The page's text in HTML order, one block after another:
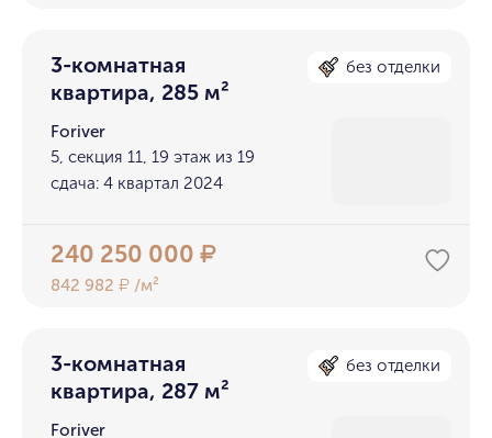
3-комнатная
квартира, 285 м²
без отделки
Foriver
5, секция 11, 19 этаж из 19
сдача: 4 квартал 2024
240 250 000₽
842 982₽ /м²
3-комнатная
квартира, 287 м²
без отделки
Foriver